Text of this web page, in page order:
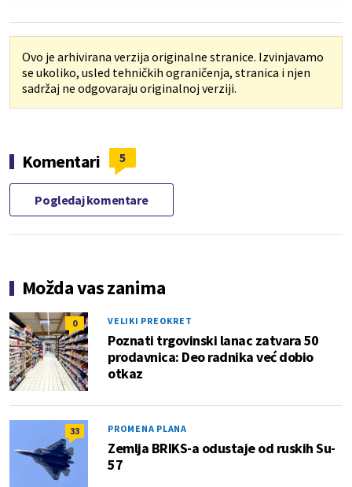
Ovo je arhivirana verzija originalne stranice. Izvinjavamo
se ukoliko, usled tehničkih ograničenja, stranica i njen
sadržaj ne odgovaraju originalnoj verziji.
Komentari 5
Pogledaj komentare
Možda vas zanima
0 VELIKI PREOKRET
Poznati trgovinski lanac zatvara 50
prodavnica: Deo radnika već dobio
otkaz
33 PROMENA PLANA
Zemlja BRIKS-a odustaje od ruskih Su-
57